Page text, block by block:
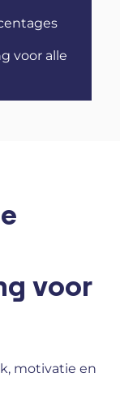
voor alle
voor
motivatie en